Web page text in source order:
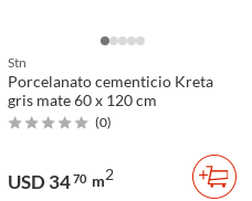
Stn
Porcelanato cementicio Kreta
gris mate 60 x 120 cm
(0)
USD 3470 m2